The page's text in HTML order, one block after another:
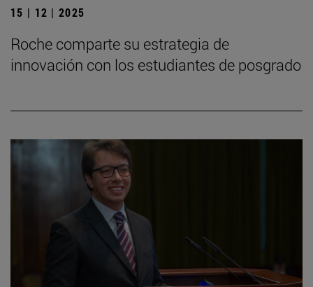
15 | 12 | 2025
Roche comparte su estrategia de
innovación con los estudiantes de posgrado